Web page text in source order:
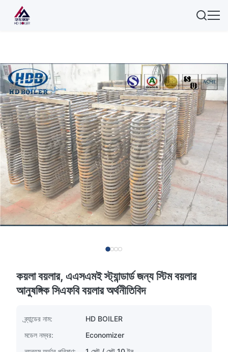
কয়লা বয়লার, এএসএমই স্ট্যান্ডার্ড জন্য স্টিম বয়লার
আনুষঙ্গিক সিএফবি বয়লার অর্থনীতিবিদ
ব্র্যান্ডের নাম:
HD BOILER
মডেল নম্বর:
Economizer